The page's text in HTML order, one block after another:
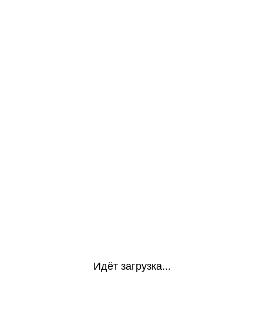
Идёт загрузка...